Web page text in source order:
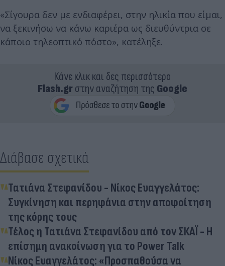
«Σίγουρα δεν με ενδιαφέρει, στην ηλικία που είμαι,
να ξεκινήσω να κάνω καριέρα ως διευθύντρια σε
κάποιο τηλεοπτικό πόστο», κατέληξε.
Κάνε κλικ και δες περισσότερο
Flash.grστην αναζήτηση της Google
Διάβασε σχετικά
Τατιάνα Στεφανίδου - Νίκος Ευαγγελάτος:
Συγκίνηση και περηφάνια στην αποφοίτηση
της κόρης τους
Τέλος η Τατιάνα Στεφανίδου από τον ΣΚΑΪ - Η
επίσημη ανακοίνωση για το Power Talk
Νίκος Ευαγγελάτος: «Προσπαθούσα να